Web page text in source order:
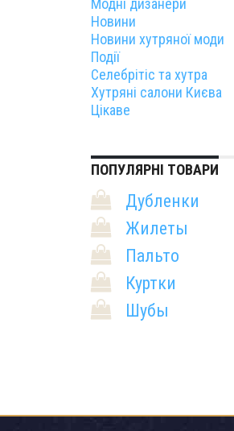
Модні дизанери
Новини
Новини хутряної моди
Події
Селебрітіс та хутра
Хутряні салони Києва
Цікаве
ПОПУЛЯРНІ ТОВАРИ
Дубленки
Жилеты
Пальто
Куртки
Шубы